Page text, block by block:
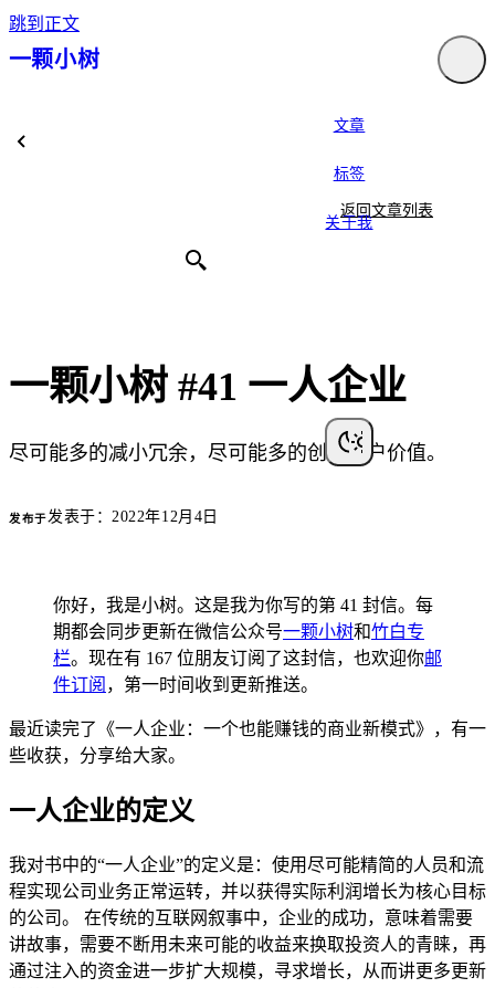
跳到正文
一颗小树
文章
标签
关于我
返回文章列表
一颗小树 #41 一人企业
尽可能多的减小冗余，尽可能多的创造客户价值。
发布于发表于：2022年12月4日
你好，我是小树。这是我为你写的第 41 封信。每
期都会同步更新在微信公众号一颗小树和竹白专
栏。现在有 167 位朋友订阅了这封信，也欢迎你邮
件订阅 ，第一时间收到更新推送。
最近读完了《一人企业：一个也能赚钱的商业新模式》，有一
些收获，分享给大家。
一人企业的定义
我对书中的“一人企业”的定义是：使用尽可能精简的人员和流
程实现公司业务正常运转，并以获得实际利润增长为核心目标
的公司。 在传统的互联网叙事中，企业的成功，意味着需要
讲故事，需要不断用未来可能的收益来换取投资人的青睐，再
通过注入的资金进一步扩大规模，寻求增长，从而讲更多更新